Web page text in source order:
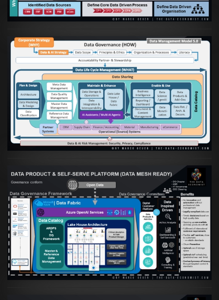
Artikel:Die moderne Architektur für
Daten- und KI-orientierte Unternehmen
VIEW
Artikel:Warum eine Data Governance
orientierte Data Fabric essenziell für
skalierbare qualitative Datenprodukte ist
VIEW